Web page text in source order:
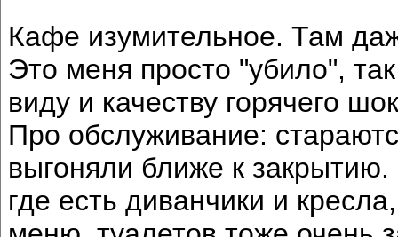
Кафе изумительное. Там
Это меня просто "убило",
виду и качеству горячего
Про обслуживание:
выгоняли ближе к
где есть диванчики и